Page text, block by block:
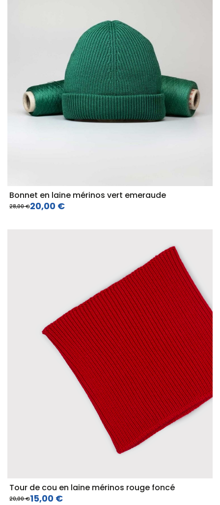
Bonnet en laine mérinos vert emeraude
28,00 €20,00 €
Tour de cou en laine mérinos rouge foncé
20,00 €15,00 €